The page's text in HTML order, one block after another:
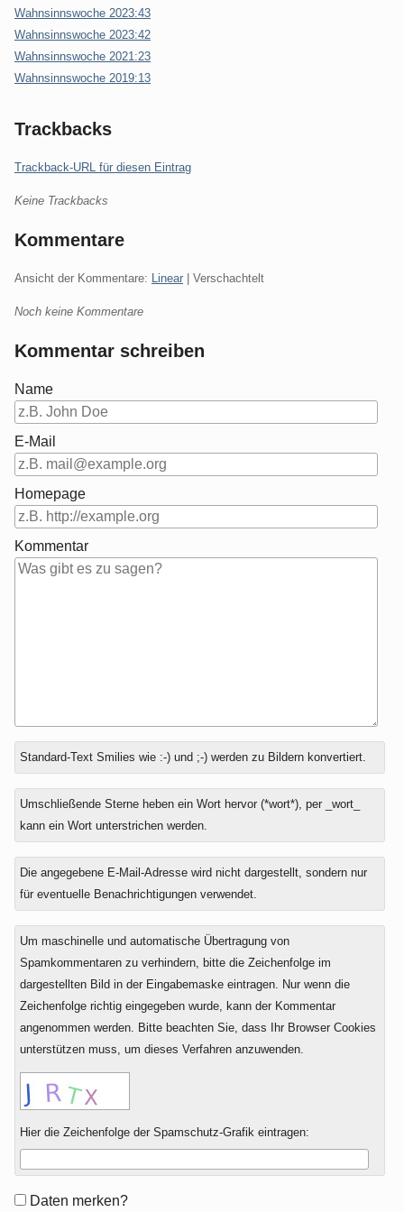
Wahnsinnswoche 2023:43
Wahnsinnswoche 2023:42
Wahnsinnswoche 2021:23
Wahnsinnswoche 2019:13
Trackbacks
Trackback-URL für diesen Eintrag
Keine Trackbacks
Kommentare
Ansicht der Kommentare: Linear | Verschachtelt
Noch keine Kommentare
Kommentar schreiben
Name
E-Mail
Homepage
Kommentar
Antwort
zu
Standard-Text Smilies wie :-) und ;-) werden zu Bildern konvertiert.
Umschließende Sterne heben ein Wort hervor (*wort*), per _wort_
kann ein Wort unterstrichen werden.
Die angegebene E-Mail-Adresse wird nicht dargestellt, sondern nur
für eventuelle Benachrichtigungen verwendet.
Um maschinelle und automatische Übertragung von
Spamkommentaren zu verhindern, bitte die Zeichenfolge im
dargestellten Bild in der Eingabemaske eintragen. Nur wenn die
Zeichenfolge richtig eingegeben wurde, kann der Kommentar
angenommen werden. Bitte beachten Sie, dass Ihr Browser Cookies
unterstützen muss, um dieses Verfahren anzuwenden.
Hier die Zeichenfolge der Spamschutz-Grafik eintragen:
Formular-
Daten merken?